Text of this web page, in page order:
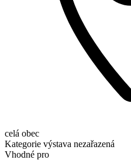
celá obec
Kategorie výstava nezařazená
Vhodné pro